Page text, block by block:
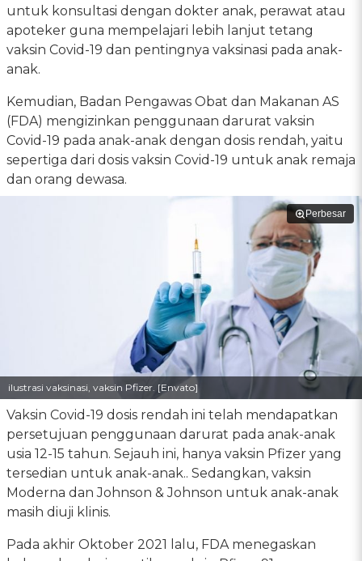
untuk konsultasi dengan dokter anak, perawat atau
apoteker guna mempelajari lebih lanjut tetang
vaksin Covid-19 dan pentingnya vaksinasi pada anak-
anak.
Kemudian, Badan Pengawas Obat dan Makanan AS
(FDA) mengizinkan penggunaan darurat vaksin
Covid-19 pada anak-anak dengan dosis rendah, yaitu
sepertiga dari dosis vaksin Covid-19 untuk anak remaja
dan orang dewasa.
Perbesar
ilustrasi vaksinasi, vaksin Pfizer. [Envato]
Vaksin Covid-19 dosis rendah ini telah mendapatkan
persetujuan penggunaan darurat pada anak-anak
usia 12-15 tahun. Sejauh ini, hanya vaksin Pfizer yang
tersedian untuk anak-anak.. Sedangkan, vaksin
Moderna dan Johnson & Johnson untuk anak-anak
masih diuji klinis.
Pada akhir Oktober 2021 lalu, FDA menegaskan